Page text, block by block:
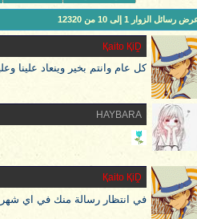
رسائل الزوار 1 إلى 10 من 12320
Қaito ҚiḒ
كل عام وانتم بخير وينعاد علينا
HAYBARA
Қaito ҚiḒ
في انتظار رسالة منك في اي شهر